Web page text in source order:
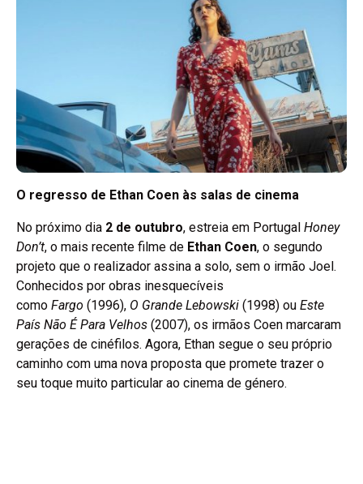
O regresso de Ethan Coen às salas de cinema
No próximo dia 2 de outubro, estreia em Portugal Honey
Don’t, o mais recente filme de Ethan Coen, o segundo
projeto que o realizador assina a solo, sem o irmão Joel.
Conhecidos por obras inesquecíveis
como Fargo (1996), O Grande Lebowski (1998) ou Este
País Não É Para Velhos (2007), os irmãos Coen marcaram
gerações de cinéfilos. Agora, Ethan segue o seu próprio
caminho com uma nova proposta que promete trazer o
seu toque muito particular ao cinema de género.